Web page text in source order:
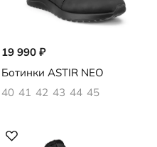
19 990 ₽
Ботинки ASTIR NEO
40 41 42 43 44 45